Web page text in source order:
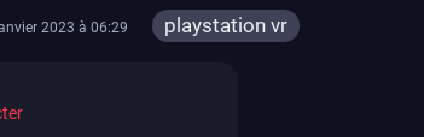
2023 à 06:29
playstation vr